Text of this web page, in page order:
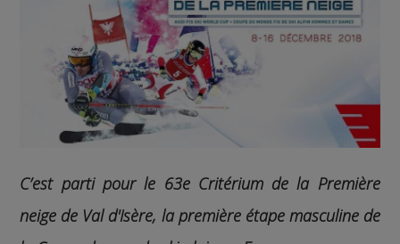
C’est parti pour le 63e Critérium de la Première
neige de Val d'Isère, la première étape masculine de